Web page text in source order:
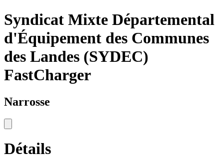
Syndicat Mixte Départemental
d'Équipement des Communes
des Landes (SYDEC)
FastCharger
Narrosse
Détails